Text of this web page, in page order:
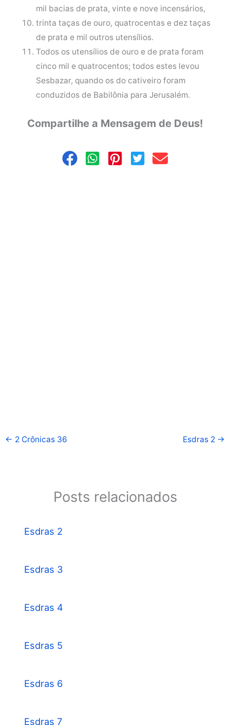
mil bacias de prata, vinte e nove incensários,
trinta taças de ouro, quatrocentas e dez taças
de prata e mil outros utensílios.
Todos os utensílios de ouro e de prata foram
cinco mil e quatrocentos; todos estes levou
Sesbazar, quando os do cativeiro foram
conduzidos de Babilônia para Jerusalém.
Compartilhe a Mensagem de Deus!
← 2 Crônicas 36 Esdras 2 →
Posts relacionados
Esdras 2
Esdras 3
Esdras 4
Esdras 5
Esdras 6
Esdras 7